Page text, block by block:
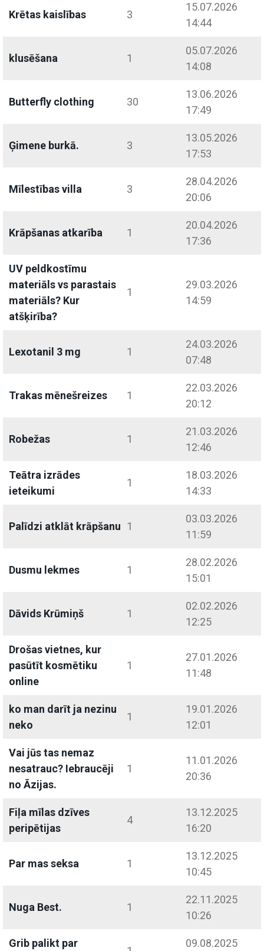
Krētas kaislības 3
15.07.2026
14:44
klusēšana 1
05.07.2026
14:08
Butterfly clothing 30
13.06.2026
17:49
Ģimene burkā. 3
13.05.2026
17:53
Mīlestības villa 3
28.04.2026
20:06
Krāpšanas atkarība 1
20.04.2026
17:36
UV peldkostīmu
materiāls vs parastais
materiāls? Kur
atšķirība?
1
29.03.2026
14:59
Lexotanil 3 mg 1
24.03.2026
07:48
Trakas mēnešreizes 1
22.03.2026
20:12
Robežas 1
21.03.2026
12:46
Teātra izrādes
ieteikumi
1
18.03.2026
14:33
Palīdzi atklāt krāpšanu 1
03.03.2026
11:59
Dusmu lekmes 1
28.02.2026
15:01
Dāvids Krūmiņš 1
02.02.2026
12:25
Drošas vietnes, kur
pasūtīt kosmētiku
online
1
27.01.2026
11:48
ko man darīt ja nezinu
neko
1
19.01.2026
12:01
Vai jūs tas nemaz
nesatrauc? Iebraucēji
no Āzijas.
1
11.01.2026
20:36
Fiļa mīlas dzīves
peripētijas
4
13.12.2025
16:20
Par mas seksa 1
13.12.2025
10:45
Nuga Best. 1
22.11.2025
10:26
Grib palikt par 09.08.2025